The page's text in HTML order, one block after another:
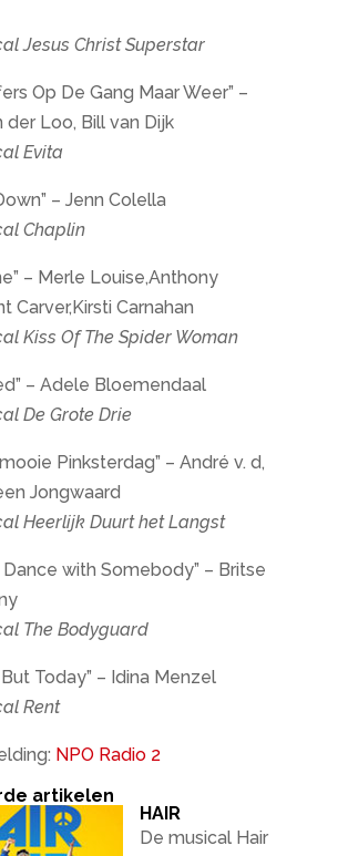
Jesus Christ Superstar
Op De Gang Maar Weer” –
der Loo, Bill van Dijk
Evita
– Jenn Colella
Chaplin
– Merle Louise,Anthony
Carver,Kirsti Carnahan
Kiss Of The Spider Woman
– Adele Bloemendaal
De Grote Drie
Pinksterdag” – André v. d,
Jongwaard
Heerlijk Duurt het Langst
Dance with Somebody” – Britse
The Bodyguard
Today” – Idina Menzel
Rent
NPO Radio 2
artikelen
HAIR
De musical Hair